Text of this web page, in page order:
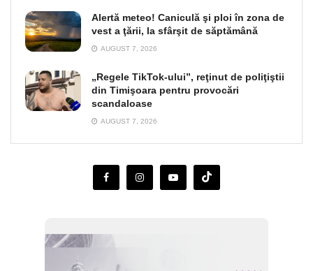
Alertă meteo! Caniculă şi ploi în zona de
vest a ţării, la sfârşit de săptămână
AUGUST 7, 2026
„Regele TikTok-ului”, reţinut de poliţiştii
din Timişoara pentru provocări
scandaloase
AUGUST 7, 2026